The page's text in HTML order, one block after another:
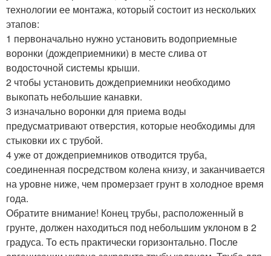
технологии ее монтажа, который состоит из нескольких
этапов:
1 первоначально нужно установить водоприемные
воронки (дождеприемники) в месте слива от
водосточной системы крыши.
2 чтобы установить дождеприемники необходимо
выкопать небольшие канавки.
3 изначально воронки для приема воды
предусматривают отверстия, которые необходимы для
стыковки их с трубой.
4 уже от дождеприемников отводится труба,
соединенная посредством колена книзу, и заканчивается
на уровне ниже, чем промерзает грунт в холодное время
года.
Обратите внимание! Конец трубы, расположенный в
грунте, должен находиться под небольшим уклоном в 2
градуса. То есть практически горизонтально. После